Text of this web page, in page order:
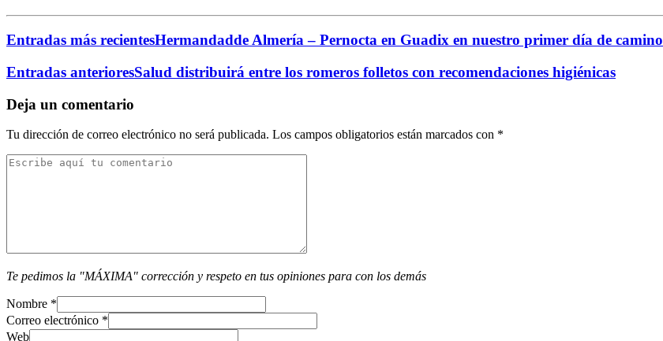
Entradas más recientesHermandadde Almería – Pernocta en Guadix en nuestro primer día de camino
Entradas anterioresSalud distribuirá entre los romeros folletos con recomendaciones higiénicas
Deja un comentario
Tu dirección de correo electrónico no será publicada. Los campos obligatorios están marcados con *
Te pedimos la "MÁXIMA" corrección y respeto en tus opiniones para con los demás
Nombre *
Correo electrónico *
Web